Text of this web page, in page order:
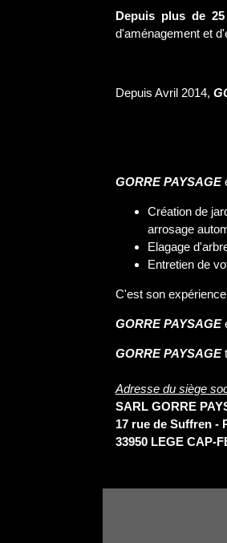
Depuis plus de
d'aménagement et
Depuis Avril 2014,
GORRE PAYSAGE
Création de
arrosage
Elagage
Entretien de
C'est son
GORRE PAYSAGE
GORRE PAYSAGE
Adresse du siège
SARL GORRE
17 rue de Suffren -
33950 LEGE CAP-